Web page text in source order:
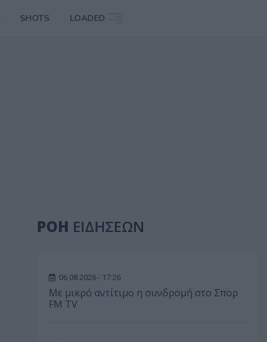
SHOTS LOADED
ΡΟΗ ΕΙΔΗΣΕΩΝ
06.08.2026 - 17:26
Με μικρό αντίτιμο η συνδρομή στο Σπορ
FM TV